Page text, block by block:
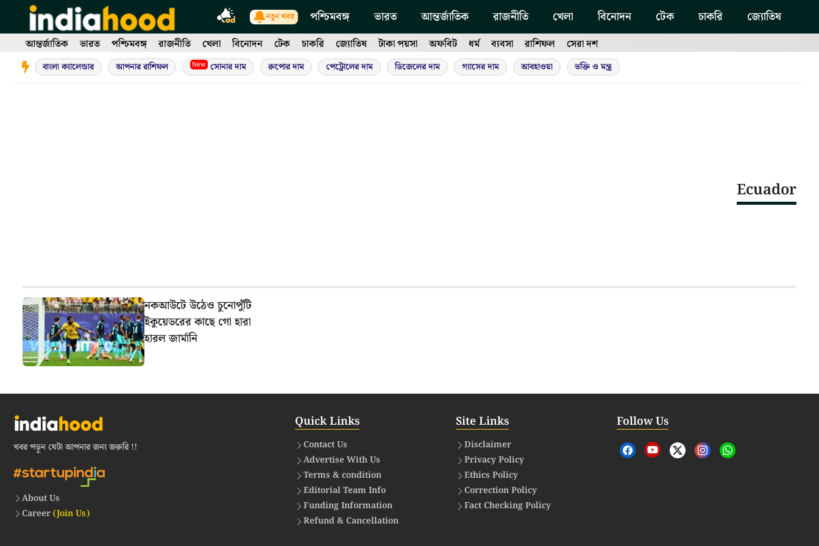
content
নতুন খবর পশ্চিমবঙ্গ ভারত আন্তর্জাতিক রাজনীতি খেলা বিনোদন টেক চাকরি জ্যোতিষ
আন্তর্জাতিক ভারত পশ্চিমবঙ্গ রাজনীতি খেলা বিনোদন টেক চাকরি জ্যোতিষ টাকা পয়সা অফবিট ধর্ম ব্যবসা রাশিফল সেরা দশ
বাংলা ক্যালেন্ডার আপনার রাশিফল New সোনার দাম রুপোর দাম পেট্রোলের দাম ডিজেলের দাম গ্যাসের দাম আবহাওয়া ভক্তি ও মন্ত্র
Ecuador
নকআউটে উঠেও চুনোপুঁটি
ইকুয়েডরের কাছে গো হারা
হারল জার্মানি
খবর পড়ুন যেটা আপনার জন্য জরুরি !!
About Us
Career(Join Us)
Quick Links
Contact Us
Advertise With Us
Terms & condition
Editorial Team Info
Funding Information
Refund & Cancellation
Site Links
Disclaimer
Privacy Policy
Ethics Policy
Correction Policy
Fact Checking Policy
Follow Us